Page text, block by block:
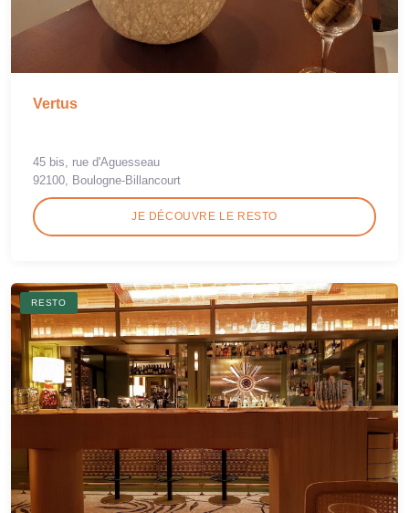
Vertus
45 bis, rue d'Aguesseau
92100, Boulogne-Billancourt
JE DÉCOUVRE LE RESTO
RESTO